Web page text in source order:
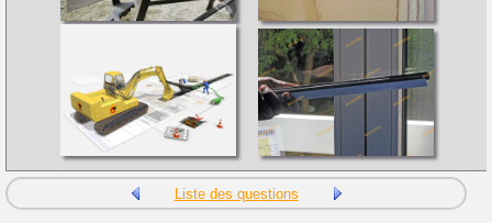
Liste des questions